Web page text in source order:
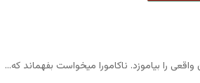
را بیاموزد. ناکامورا میخواست بفهماند که…